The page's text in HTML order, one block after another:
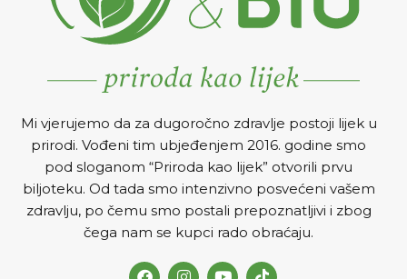
preporučuje u prevenciji i
kao dodatak u terapiji
za sportiste, kao dio
prevencije povreda.
PRIMJENEJednu tabletu
dnevno rastvoriti u velikoj
čaši vode, poželjno je popiti
uveče, nakon večere. U
ciklusima od 40 dana ,
nekoliko puta godišnje
Mi vjerujemo da za dugoročno zdravlje postoji lijek u
prirodi. Vođeni tim ubjeđenjem 2016. godine smo
pod sloganom “Priroda kao lijek” otvorili prvu
biljoteku. Od tada smo intenzivno posvećeni vašem
zdravlju, po čemu smo postali prepoznatljivi i zbog
čega nam se kupci rado obraćaju.